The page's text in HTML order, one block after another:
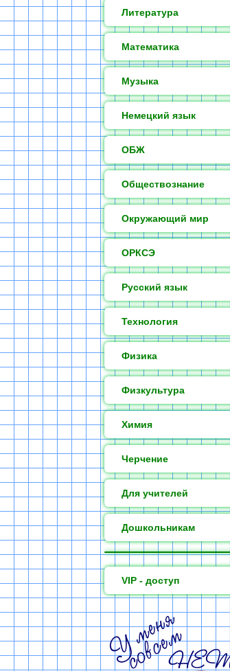
Литература
Математика
Музыка
Немецкий язык
ОБЖ
Обществознание
Окружающий мир
ОРКСЭ
Русский язык
Технология
Физика
Физкультура
Химия
Черчение
Для учителей
Дошкольникам
VIP - доступ